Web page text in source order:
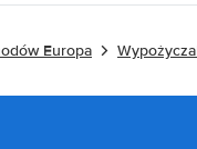
Europa